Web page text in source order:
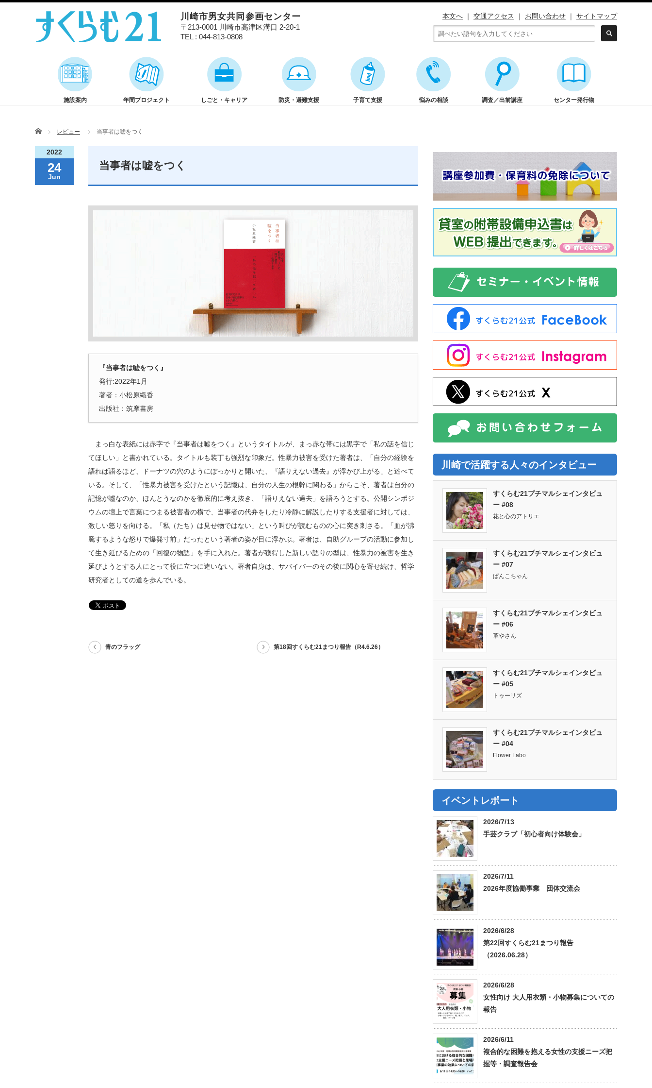
川崎市男女共同参画センター
〒213-0001 川崎市高津区溝口 2-20-1
TEL : 044-813-0808
本文へ ｜ 交通アクセス ｜ お問い合わせ ｜ サイトマップ
施設案内 年間プロジェクト しごと・キャリア 防災・避難支援 子育て支援 悩みの相談 調査／出前講座 センター発行物
Home レビュー 当事者は嘘をつく
2022
24
Jun
当事者は嘘をつく
『当事者は嘘をつく』
発行:2022年1月
著者：小松原織香
出版社：筑摩書房
まっ白な表紙には赤字で『当事者は嘘をつく』というタイトルが、まっ赤な帯には黒字で「私の話を信じ
てほしい」と書かれている。タイトルも装丁も強烈な印象だ。性暴力被害を受けた著者は、「自分の経験を
語れば語るほど、ドーナツの穴のようにぽっかりと開いた、『語りえない過去』が浮かび上がる」と述べて
いる。そして、「性暴力被害を受けたという記憶は、自分の人生の根幹に関わる」からこそ、著者は自分の
記憶が噓なのか、ほんとうなのかを徹底的に考え抜き、「語りえない過去」を語ろうとする。公開シンポジ
ウムの壇上で言葉につまる被害者の横で、当事者の代弁をしたり冷静に解説したりする支援者に対しては、
激しい怒りを向ける。「私（たち）は見せ物ではない」という叫びが読むものの心に突き刺さる。「血が沸
騰するような怒りで爆発寸前」だったという著者の姿が目に浮かぶ。著者は、自助グループの活動に参加し
て生き延びるための「回復の物語」を手に入れた。著者が獲得した新しい語りの型は、性暴力の被害を生き
延びようとする人にとって役に立つに違いない。著者自身は、サバイバーのその後に関心を寄せ続け、哲学
研究者としての道を歩んでいる。
青のフラッグ 第18回すくらむ21まつり報告（R4.6.26）
川崎で活躍する人々のインタビュー
すくらむ21プチマルシェインタビュ
ー #08
花と心のアトリエ
すくらむ21プチマルシェインタビュ
ー #07
ぱんこちゃん
すくらむ21プチマルシェインタビュ
ー #06
革やさん
すくらむ21プチマルシェインタビュ
ー #05
トゥーリズ
すくらむ21プチマルシェインタビュ
ー #04
Flower Labo
イベントレポート
2026/7/13
手芸クラブ「初心者向け体験会」
2026/7/11
2026年度協働事業 団体交流会
2026/6/28
第22回すくらむ21まつり報告
（2026.06.28）
2026/6/28
女性向け 大人用衣類・小物募集についての
報告
2026/6/11
複合的な困難を抱える女性の支援ニーズ把
握等・調査報告会